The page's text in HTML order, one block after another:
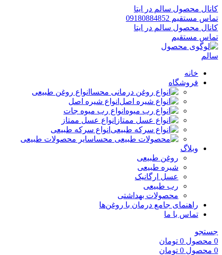
کانال محصول سالم در ایتا
تماس مستقیم 09180884852
کانال محصول سالم در ایتا
تماس مستقیم
خانه
فروشگاه
انواع روغن طبیعی
انواع شیره اصل
انواع رب میوه جات
انواع عسل ممتاز
انواع سرکه طبیعی
سایر محصولات طبیعی
وبلاگ
روغن طبیعی
شیره طبیعی
عسل ارگانیک
رب طبیعی
محصولات بهداشتی
راهنمای جامع درمان با روغن‌ها
تماس با ما
جستجو
0 محصول 0 تومان
0 محصول 0 تومان